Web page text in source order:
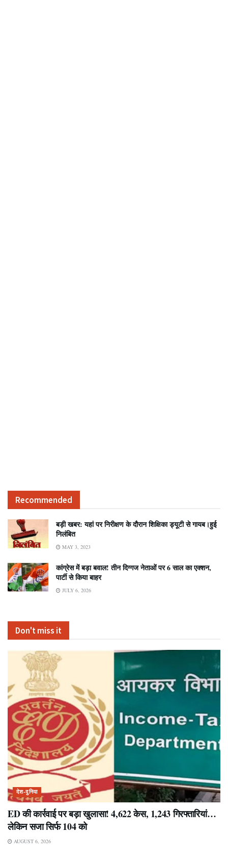
Recommended
बड़ी खबर: यहां पर निरीक्षण के दौरान शिक्षिका ड्यूटी से गायब।हुई
निलंबित
MAY 3, 2023
कांग्रेस में बड़ा बवाल! तीन दिग्गज नेताओं पर 6 साल का एक्शन,
पार्टी से किया बाहर
JULY 6, 2026
Don't miss it
देश-दुनिया
ED की कार्रवाई पर बड़ा खुलासा! 4,622 केस, 1,243 गिरफ्तारियां…
लेकिन सजा सिर्फ 104 को
AUGUST 6, 2026